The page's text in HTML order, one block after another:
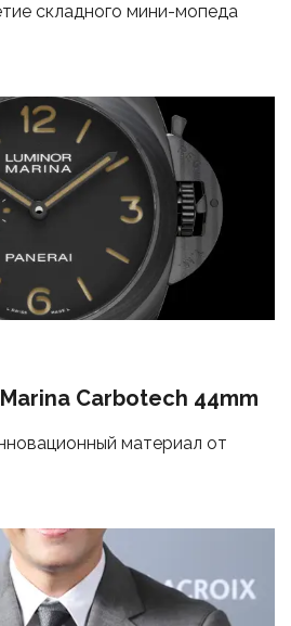
складного мини-мопеда
Carbotech 44mm
материал от